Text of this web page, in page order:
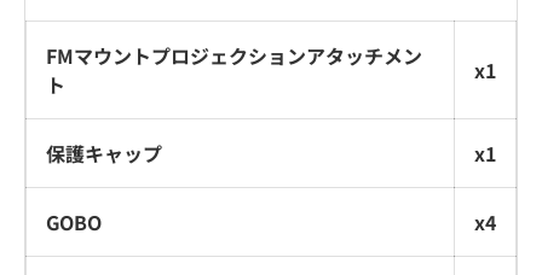
FMマウントプロジェクションアタッチメン
ト
x1
保護キャップ x1
GOBO x4